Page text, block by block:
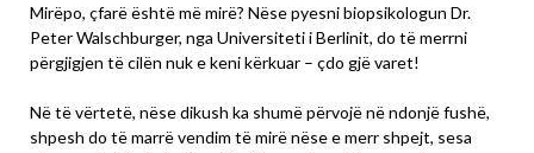
Mirëpo, çfarë është më mirë? Nëse pyesni biopsikologun Dr.
Peter Walschburger, nga Universiteti i Berlinit, do të merrni
përgjigjen të cilën nuk e keni kërkuar – çdo gjë varet!
Në të vërtetë, nëse dikush ka shumë përvojë në ndonjë fushë,
shpesh do të marrë vendim të mirë nëse e merr shpejt, sesa